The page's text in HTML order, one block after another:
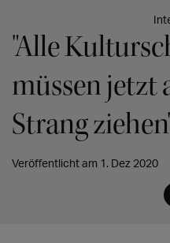
"Alle
müssen jetzt
Strang
Veröffentlicht am 1. Dez 2020